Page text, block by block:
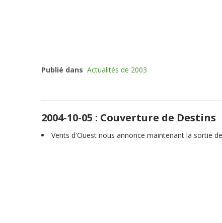
Publié dans Actualités de 2003
2004-10-05 : Couverture de Destins
Vents d'Ouest nous annonce maintenant la sortie